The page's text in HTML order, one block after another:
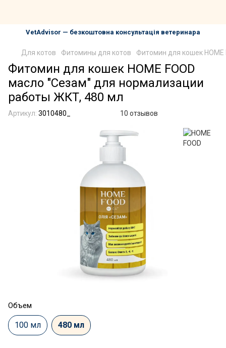
VetAdvisor — безкоштовна консультація ветеринара
Для котов Фитомины для котов Фитомин для кошек
Фитомин для кошек HOME FOOD
масло "Сезам" для нормализации
работы ЖКТ, 480 мл
Артикул: 3010480_ 10 отзывов
Объем
100 мл 480 мл